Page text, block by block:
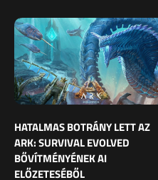
HATALMAS BOTRÁNY LETT AZ
ARK: SURVIVAL EVOLVED
BŐVÍTMÉNYÉNEK AI
ELŐZETESÉBŐL